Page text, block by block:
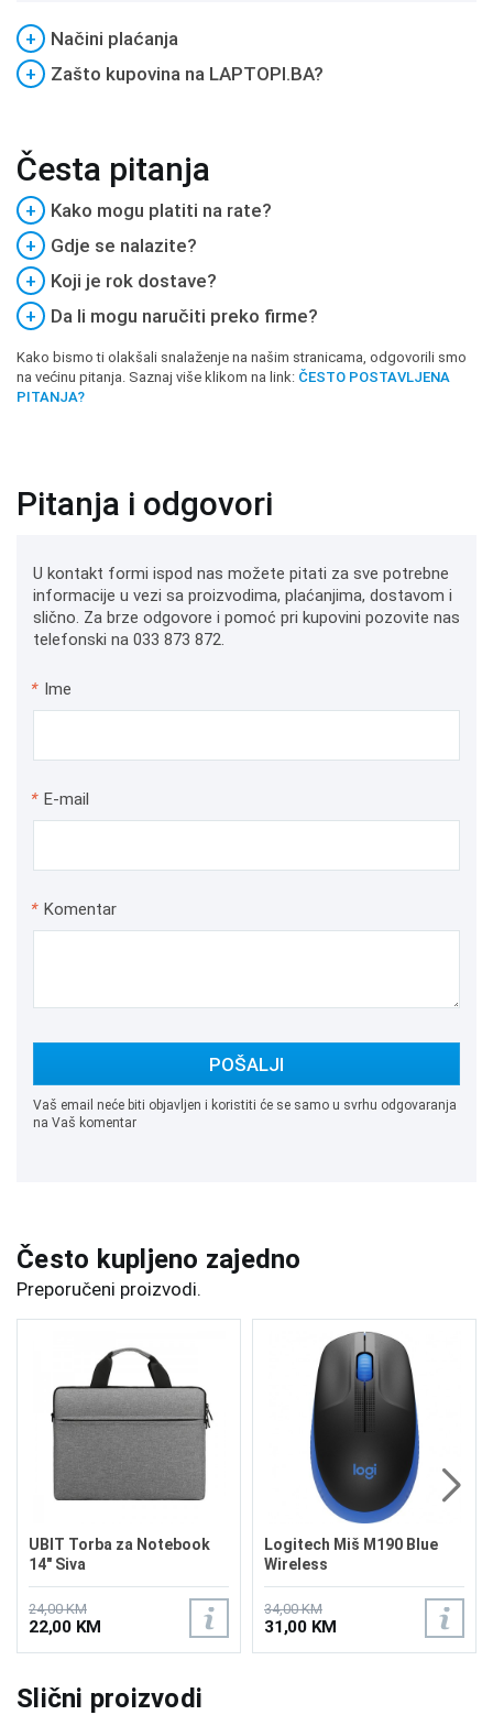
+
Načini plaćanja
+
Zašto kupovina na LAPTOPI.BA?
Česta pitanja
+
Kako mogu platiti na rate?
+
Gdje se nalazite?
+
Koji je rok dostave?
+
Da li mogu naručiti preko firme?
Kako bismo ti olakšali snalaženje na našim stranicama, odgovorili smo
na većinu pitanja. Saznaj više klikom na link: ČESTO POSTAVLJENA
PITANJA?
Pitanja i odgovori
U kontakt formi ispod nas možete pitati za sve potrebne
informacije u vezi sa proizvodima, plaćanjima, dostavom i
slično. Za brze odgovore i pomoć pri kupovini pozovite nas
telefonski na 033 873 872.
* Ime
* E-mail
* Komentar
POŠALJI
Vaš email neće biti objavljen i koristiti će se samo u svrhu odgovaranja
na Vaš komentar
Često kupljeno zajedno
Preporučeni proizvodi.
UBIT Torba za Notebook
14" Siva
24,00 KM
22,00 KM
Logitech Miš M190 Blue
Wireless
34,00 KM
31,00 KM
Slični proizvodi